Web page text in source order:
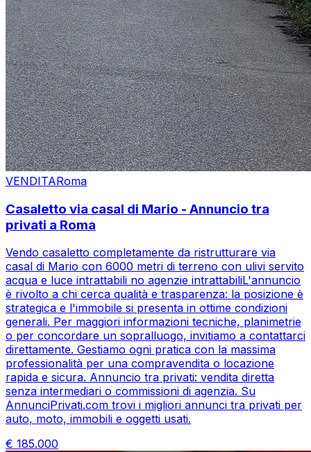
VENDITARoma
Casaletto via casal di Mario - Annuncio tra
privati a Roma
Vendo casaletto completamente da ristrutturare via
casal di Mario con 6000 metri di terreno con ulivi servito
acqua e luce intrattabili no agenzie intrattabiliL'annuncio
è rivolto a chi cerca qualità e trasparenza: la posizione è
strategica e l'immobile si presenta in ottime condizioni
generali. Per maggiori informazioni tecniche, planimetrie
o per concordare un sopralluogo, invitiamo a contattarci
direttamente. Gestiamo ogni pratica con la massima
professionalità per una compravendita o locazione
rapida e sicura. Annuncio tra privati: vendita diretta
senza intermediari o commissioni di agenzia. Su
AnnunciPrivati.com trovi i migliori annunci tra privati per
auto, moto, immobili e oggetti usati.
€ 185.000